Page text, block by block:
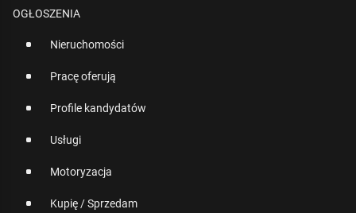
OGŁOSZENIA
Nieruchomości
Pracę oferują
Profile kandydatów
Usługi
Motoryzacja
Kupię / Sprzedam